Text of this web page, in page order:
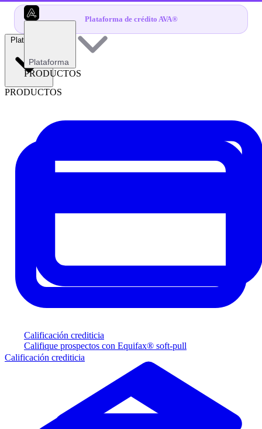
Plataforma de crédito AVA®
Plataforma
PRODUCTOS
Calificación crediticia
Califique prospectos con Equifax® soft-pull
Plataforma
PRODUCTOS
Calificación crediticia